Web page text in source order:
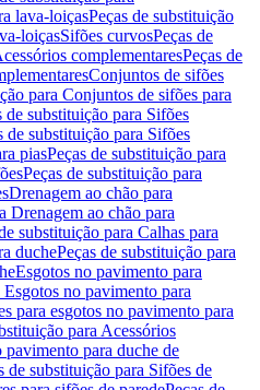
lava-loiçasPeças de substituição
loiçasSifões curvosPeças de
complementaresPeças de
Conjuntos de sifões
para Conjuntos de sifões para
de substituição para Sifões
de substituição para Sifões
piasPeças de substituição para
Peças de substituição para
Drenagem ao chão para
Drenagem ao chão para
substituição para Calhas para
duchePeças de substituição para
Esgotos no pavimento para
no pavimento para
para esgotos no pavimento para
para Acessórios
pavimento para duche de
de substituição para Sifões de